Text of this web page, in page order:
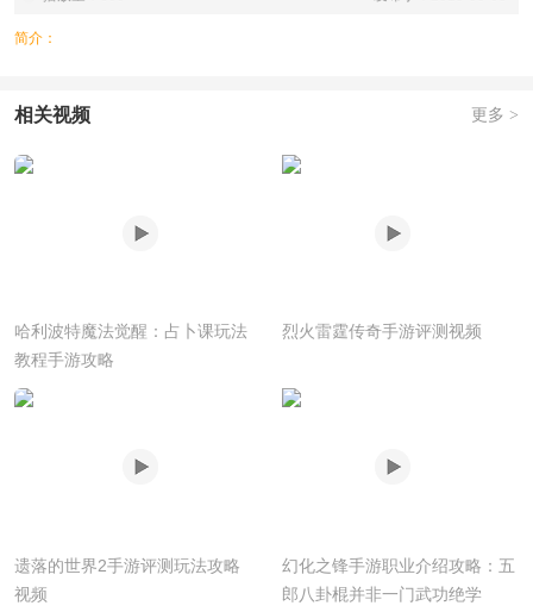
简介：
相关视频 更多 >
哈利波特魔法觉醒：占卜课玩法
教程手游攻略
烈火雷霆传奇手游评测视频
遗落的世界2手游评测玩法攻略
视频
幻化之锋手游职业介绍攻略：五
郎八卦棍并非一门武功绝学